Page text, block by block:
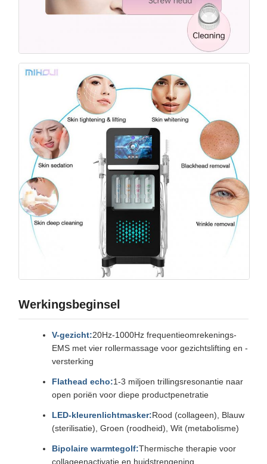
Werkingsbeginsel
V-gezicht:20Hz-1000Hz frequentieomrekenings-
EMS met vier rollermassage voor gezichtslifting en -
versterking
Flathead echo:1-3 miljoen trillingsresonantie naar
open poriën voor diepe productpenetratie
LED-kleurenlichtmasker:Rood (collageen), Blauw
(sterilisatie), Groen (roodheid), Wit (metabolisme)
Bipolaire warmtegolf:Thermische therapie voor
collageenactivatie en huidstrengening